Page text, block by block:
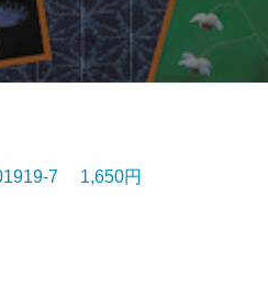
7 1,650円